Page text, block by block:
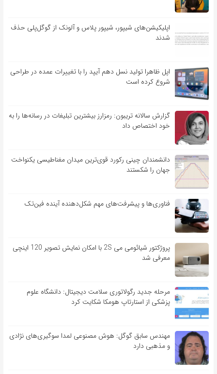
اپلیکیشن‌های شیپور، شیپور پلاس و آلونک از گوگل‌پلی حذف
شدند
اپل ظاهرا تولید نسل دهم آیپد را با تغییرات عمده در طراحی
شروع کرده است
گزارش سالانه تریبون: رمزارز بیشترین تبلیغات در رسانه‌ها را به
خود اختصاص داد
دانشمندان چینی رکورد قوی‌ترین میدان مغناطیسی یکنواخت
جهان را شکستند
فناوری‌ها و پیشرفت‌های مهم شکل‌دهنده آینده فین‌تک
پروژکتور شیائومی می 2S با امکان نمایش تصویر 120 اینچی
معرفی شد
مرحله جدید رگولاتوری سلامت دیجیتال: دانشگاه علوم
پزشکی از استارتاپ هومکا شکایت کرد
مهندس سابق گوگل: هوش مصنوعی لمدا سوگیری‌های نژادی
و مذهبی دارد